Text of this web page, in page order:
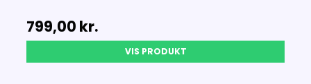
799,00 kr.
VIS PRODUKT